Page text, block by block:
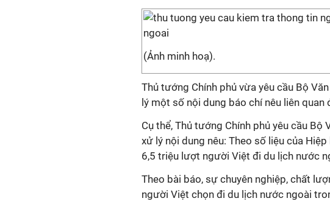
(Ảnh minh hoạ).
Thủ tướng Chính phủ vừa yêu cầu Bộ
lý một số nội dung báo chí nêu liên quan
Cụ thể, Thủ tướng Chính phủ yêu cầu Bộ
xử lý nội dung nêu: Theo số liệu của
6,5 triệu lượt người Việt đi du lịch nước
Theo bài báo, sự chuyên nghiệp, chất
người Việt chọn đi du lịch nước ngoài